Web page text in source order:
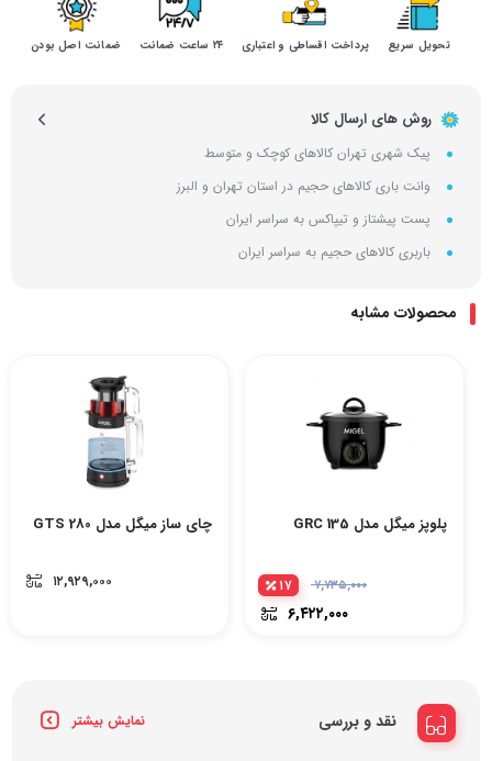
تحویل سریع پرداخت اقساطی و اعتباری ۲۴ ساعت ضمانت ضمانت اصل بودن
روش های ارسال کالا
پیک شهری تهران کالاهای کوچک و متوسط
وانت باری کالاهای حجیم در استان تهران و البرز
پست پیشتاز و تیپاکس به سراسر ایران
باربری کالاهای حجیم به سراسر ایران
محصولات مشابه
پلوپز میگل مدل GRC 135
۷,۷۳۵,۰۰۰
۶,۴۲۲,۰۰۰
۱۷
چای ساز میگل مدل GTS 280
۱۲,۹۲۹,۰۰۰
نقد و بررسی نمایش بیشتر